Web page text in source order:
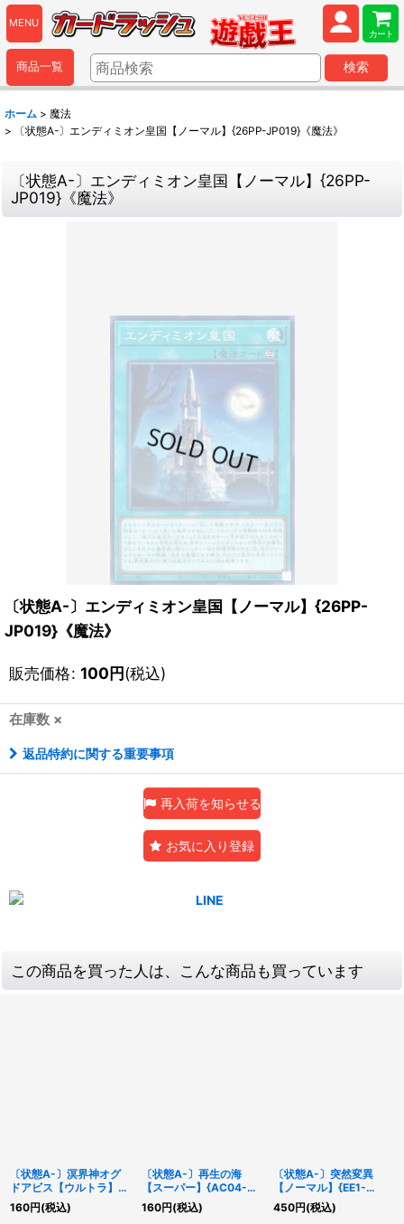
MENU
カート
商品一覧 検索
ホーム > 魔法
>
〔状態A-〕エンディミオン皇国【ノーマル】{26PP-JP019}《魔法》
〔状態A-〕エンディミオン皇国【ノーマル】{26PP-
JP019}《魔法》
〔状態A-〕エンディミオン皇国【ノーマル】{26PP-
JP019}《魔法》
販売価格: 100円(税込)
在庫数 ×
返品特約に関する重要事項
再入荷を知らせる
お気に入り登録
この商品を買った人は、こんな商品も買っています
〔状態A-〕溟界神オグ
ドアビス【ウルトラ】
{DBAG-JP009}《モン
スター》
160円(税込)
〔状態A-〕再生の海
【スーパー】{AC04-
JP005}《魔法》
160円(税込)
〔状態A-〕突然変異
【ノーマル】{EE1-
JP038}《魔法》
450円(税込)